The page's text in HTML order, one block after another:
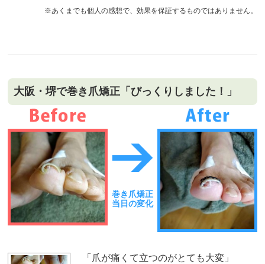
※あくまでも個人の感想で、効果を保証するものではありません。
大阪・堺で巻き爪矯正「びっくりしました！」
巻き爪矯正
当日の変化
「爪が痛くて立つのがとても大変」